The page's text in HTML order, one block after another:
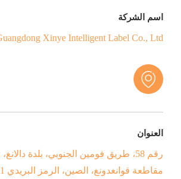
اسم الشركة
Xinye Intelligent Label Co., Ltd.
العنوان
رقم 58، طريق فومين الجنوبي، بلدة
مقاطعة قوانغدونغ، الصين، الرمز البريدي 523781.